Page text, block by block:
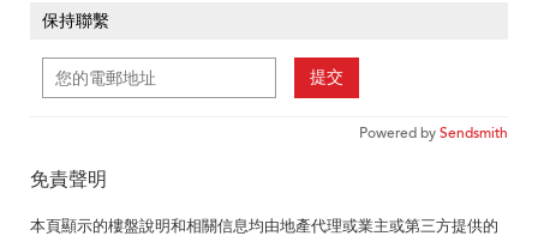
保持聯繫
提交
Powered bySendsmith
免責聲明
本頁顯示的樓盤說明和相關信息均由地產代理或業主或第三方提供的